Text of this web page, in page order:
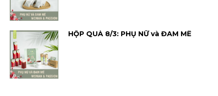
HỘP QUÀ 8/3: PHỤ NỮ và ĐAM MÊ